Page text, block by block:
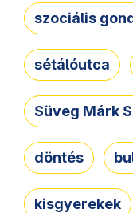
szociális
sétálóutca
Süveg Márk
döntés
kisgyerekek